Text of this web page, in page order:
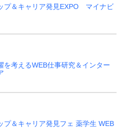
プ＆キャリア発見EXPO マイナビ
を考えるWEB仕事研究＆インター
プ＆キャリア発見フェ 薬学生 WEB